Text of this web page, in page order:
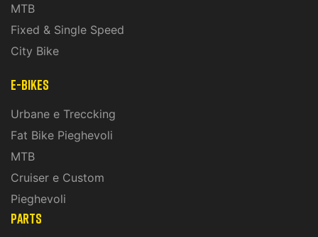
MTB
Fixed & Single Speed
City Bike
E-Bikes
Urbane e Treccking
Fat Bike Pieghevoli
MTB
Cruiser e Custom
Pieghevoli
PARTS